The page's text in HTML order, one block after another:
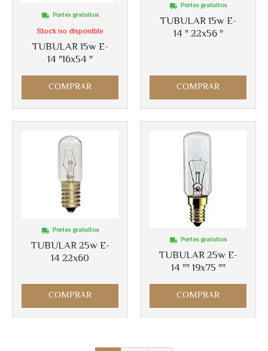
TUBULAR 15w E-
14 "16x54 "
Portes gratuitos
Stock no disponible
COMPRAR
TUBULAR 15w E-
14 " 22x56 "
Portes gratuitos
COMPRAR
TUBULAR 25w E-
14 22x60
Portes gratuitos
COMPRAR
TUBULAR 25w E-
14 "" 19x75 ""
Portes gratuitos
COMPRAR